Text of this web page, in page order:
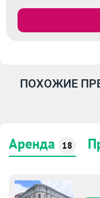
ПОХОЖИЕ
Аренда 18